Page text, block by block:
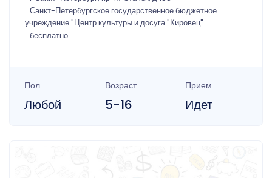
Санкт-Петербургское государственное бюджетное
учреждение "Центр культуры и досуга "Кировец"
бесплатно
Пол
Любой
Возраст
5-16
Прием
Идет